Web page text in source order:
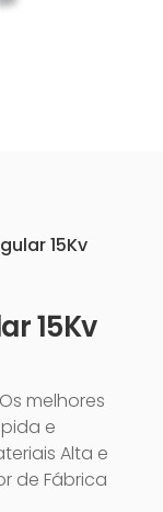
15Kv
15Kv
melhores
e
Alta e
de Fábrica